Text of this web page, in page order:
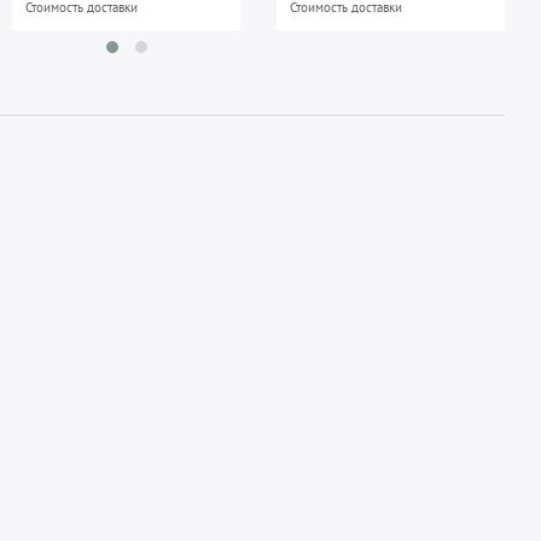
Стоимость доставки
Стоимость доставки